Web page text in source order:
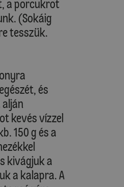
a porcukrot
(Sokáig
tesszük.
és
kevés vízzel
150 g és a
kivágjuk a
a kalapra. A